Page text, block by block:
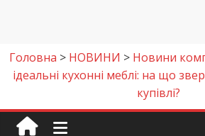
Головна > НОВИНИ > Новини
ідеальні кухонні меблі: на що
купівлі?